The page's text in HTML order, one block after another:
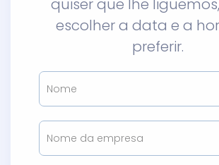
escolher a data e a
preferir.